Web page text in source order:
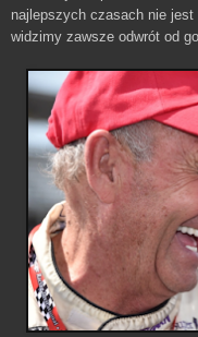
najlepszych czasach nie
widzimy zawsze odwrót od